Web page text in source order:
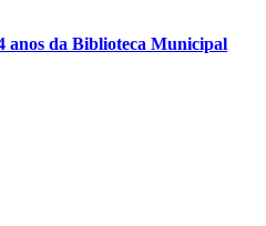
anos da Biblioteca Municipal